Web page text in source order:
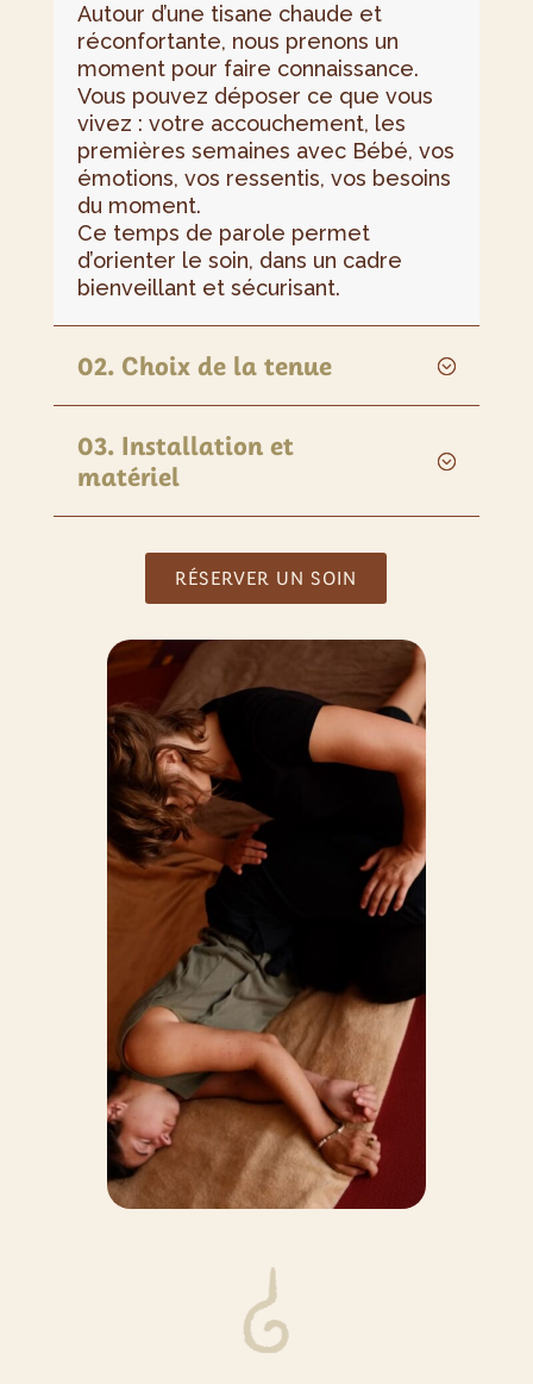
Autour d’une tisane chaude et
réconfortante, nous prenons un
moment pour faire connaissance.
Vous pouvez déposer ce que vous
vivez : votre accouchement, les
premières semaines avec Bébé, vos
émotions, vos ressentis, vos besoins
du moment.
Ce temps de parole permet
d’orienter le soin, dans un cadre
bienveillant et sécurisant.
02. Choix de la tenue
03. Installation et
matériel
RÉSERVER UN SOIN